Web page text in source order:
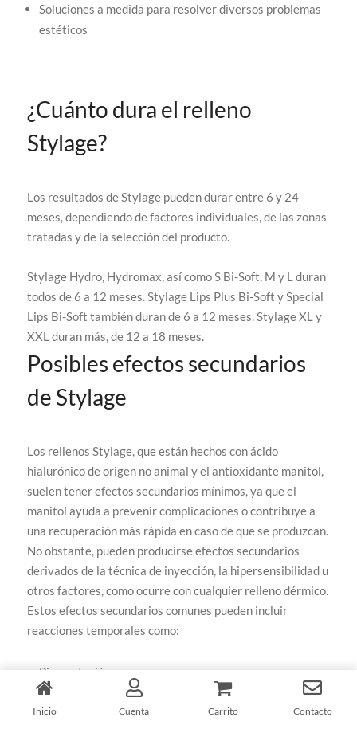
Soluciones a medida para resolver diversos problemas
estéticos
¿Cuánto dura el relleno
Stylage?
Los resultados de Stylage pueden durar entre 6 y 24
meses, dependiendo de factores individuales, de las zonas
tratadas y de la selección del producto.
Stylage Hydro, Hydromax, así como S Bi-Soft, M y L duran
todos de 6 a 12 meses. Stylage Lips Plus Bi-Soft y Special
Lips Bi-Soft también duran de 6 a 12 meses. Stylage XL y
XXL duran más, de 12 a 18 meses.
Posibles efectos secundarios
de Stylage
Los rellenos Stylage, que están hechos con ácido
hialurónico de origen no animal y el antioxidante manitol,
suelen tener efectos secundarios mínimos, ya que el
manitol ayuda a prevenir complicaciones o contribuye a
una recuperación más rápida en caso de que se produzcan.
No obstante, pueden producirse efectos secundarios
derivados de la técnica de inyección, la hipersensibilidad u
otros factores, como ocurre con cualquier relleno dérmico.
Estos efectos secundarios comunes pueden incluir
reacciones temporales como:
Pigmentación
Moratones
Inicio Cuenta Carrito Contacto